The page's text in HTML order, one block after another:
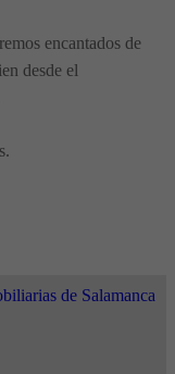
encantados de
desde el